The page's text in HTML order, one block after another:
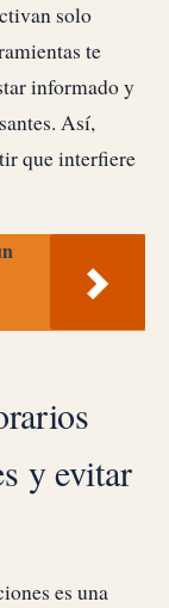
solo
te
informado y
Así,
que interfiere
y evitar
es una